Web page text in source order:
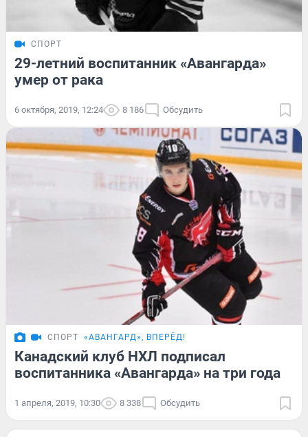
СПОРТ
29-летний воспитанник «Авангарда»
умер от рака
6 октября, 2019, 12:24 8 186 Обсудить
СПОРТ «АВАНГАРД», ВПЕРЁД!
Канадский клуб НХЛ подписал
воспитанника «Авангарда» на три года
1 апреля, 2019, 10:30 8 338 Обсудить